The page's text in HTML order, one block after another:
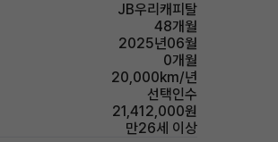
JB우리캐피탈
48개월
2025년06월
0개월
20,000km/년
선택인수
21,412,000원
만26세 이상